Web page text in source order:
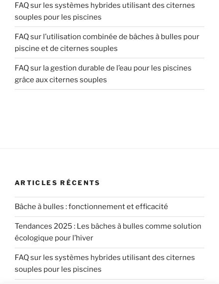
FAQ sur les systèmes hybrides utilisant des citernes
souples pour les piscines
FAQ sur l’utilisation combinée de bâches à bulles pour
piscine et de citernes souples
FAQ sur la gestion durable de l’eau pour les piscines
grâce aux citernes souples
ARTICLES RÉCENTS
Bâche à bulles : fonctionnement et efficacité
Tendances 2025 : Les bâches à bulles comme solution
écologique pour l’hiver
FAQ sur les systèmes hybrides utilisant des citernes
souples pour les piscines